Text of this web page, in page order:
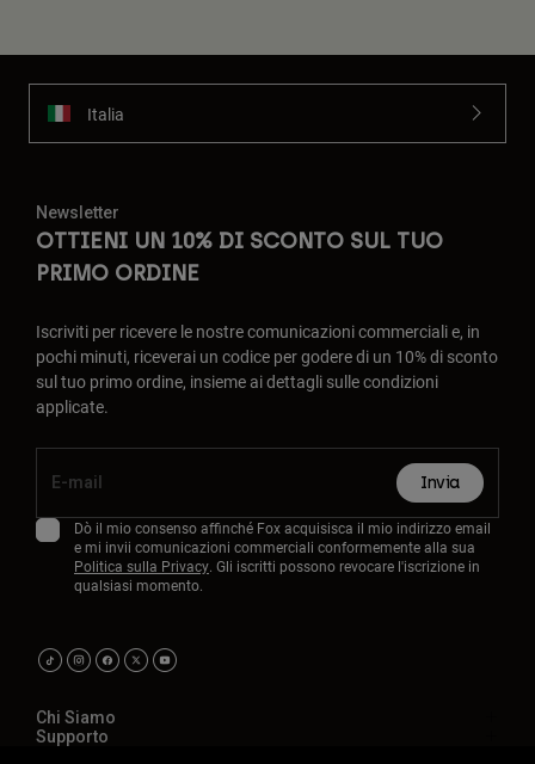
Italia
Newsletter
OTTIENI UN 10% DI SCONTO SUL TUO
PRIMO ORDINE
Iscriviti per ricevere le nostre comunicazioni commerciali e, in
pochi minuti, riceverai un codice per godere di un 10% di sconto
sul tuo primo ordine, insieme ai dettagli sulle condizioni
applicate.
Invia
Dò il mio consenso affinché Fox acquisisca il mio indirizzo email
e mi invii comunicazioni commerciali conformemente alla sua
Politica sulla Privacy. Gli iscritti possono revocare l'iscrizione in
qualsiasi momento.
Chi Siamo
Supporto